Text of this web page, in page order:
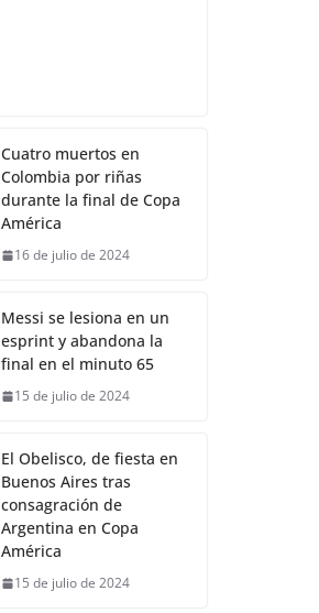
Cuatro muertos en
Colombia por riñas
durante la final de Copa
América
16 de julio de 2024
Messi se lesiona en un
esprint y abandona la
final en el minuto 65
15 de julio de 2024
El Obelisco, de fiesta en
Buenos Aires tras
consagración de
Argentina en Copa
América
15 de julio de 2024